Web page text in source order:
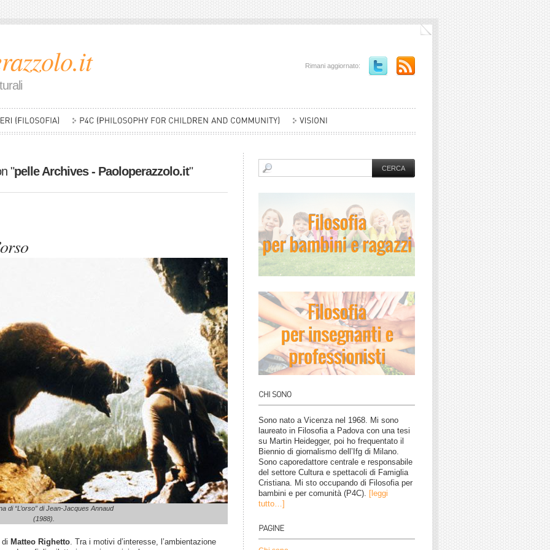
Rimani aggiornato:
"pelle Archives - Paoloperazzolo.it"
di “L’orso” di Jean-Jacques Annaud
(1988).
di Matteo Righetto . Tra i motivi d’interesse, l’ambientazione
Sono nato a Vicenza nel 1968. Mi sono
laureato in Filosofia a Padova con una tesi
su Martin Heidegger, poi ho frequentato il
Biennio di giornalismo dell’Ifg di Milano.
Sono caporedattore centrale e responsabile
del settore Cultura e spettacoli di Famiglia
Cristiana. Mi sto occupando di Filosofia per
bambini e per comunità (P4C). [leggi
tutto…]